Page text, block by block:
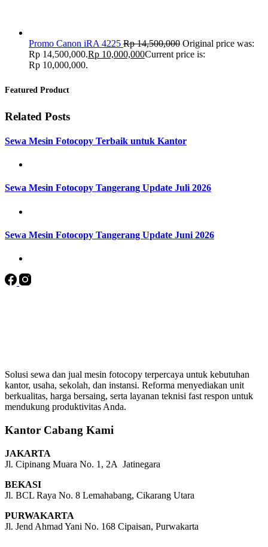
Promo Canon iRA 4225 Rp14,500,000 Original price was:
Rp 14,500,000.Rp 10,000,000Current price is:
Rp 10,000,000.
Featured Product
Related Posts
Sewa Mesin Fotocopy Terbaik untuk Kantor
Sewa Mesin Fotocopy Tangerang Update Juli 2026
Sewa Mesin Fotocopy Tangerang Update Juni 2026
Solusi sewa dan jual mesin fotocopy terpercaya untuk kebutuhan
kantor, usaha, sekolah, dan instansi. Reforma menyediakan unit
berkualitas, harga bersaing, serta layanan teknisi fast respon untuk
mendukung produktivitas Anda.
Kantor Cabang Kami
JAKARTA
Jl. Cipinang Muara No. 1, 2A Jatinegara
BEKASI
Jl. BCL Raya No. 8 Lemahabang, Cikarang Utara
PURWAKARTA
Jl. Jend Ahmad Yani No. 168 Cipaisan, Purwakarta